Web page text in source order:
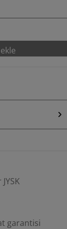
garantisi